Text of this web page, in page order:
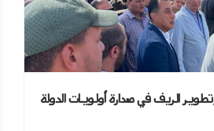
الريف في صدارة أولويات الدولة